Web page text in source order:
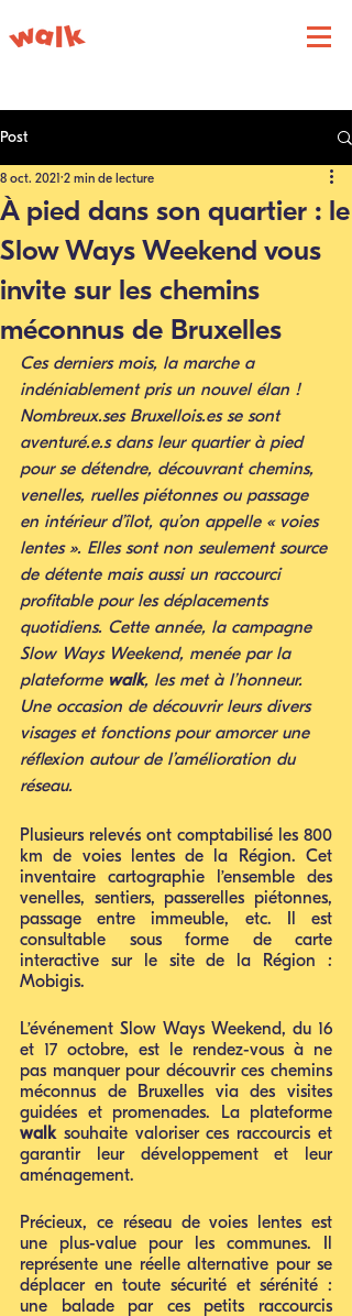
Post
À pied dans son quartier : le
Slow Ways Weekend vous
invite sur les chemins
méconnus de Bruxelles
8 oct. 2021 2 min de lecture
Ces derniers mois, la marche a
indéniablement pris un nouvel élan !
Nombreux.ses Bruxellois.es se sont
aventuré.e.s dans leur quartier à pied
pour se détendre, découvrant chemins,
venelles, ruelles piétonnes ou passage
en intérieur d’îlot, qu’on appelle « voies
lentes ». Elles sont non seulement source
de détente mais aussi un raccourci
profitable pour les déplacements
quotidiens. Cette année, la campagne
Slow Ways Weekend, menée par la
plateforme walk, les met à l’honneur.
Une occasion de découvrir leurs divers
visages et fonctions pour amorcer une
réflexion autour de l’amélioration du
réseau.
Plusieurs relevés ont comptabilisé les 800
km de voies lentes de la Région. Cet
inventaire cartographie l’ensemble des
venelles, sentiers, passerelles piétonnes,
passage entre immeuble, etc. Il est
consultable sous forme de carte
interactive sur le site de la Région :
Mobigis.
L’événement Slow Ways Weekend, du 16
et 17 octobre, est le rendez-vous à ne
pas manquer pour découvrir ces chemins
méconnus de Bruxelles via des visites
walk souhaite valoriser ces raccourcis et
garantir leur développement et leur
aménagement.
Précieux, ce réseau de voies lentes est
une plus-value pour les communes. Il
représente une réelle alternative pour se
déplacer en toute sécurité et sérénité :
une balade par ces petits raccourcis